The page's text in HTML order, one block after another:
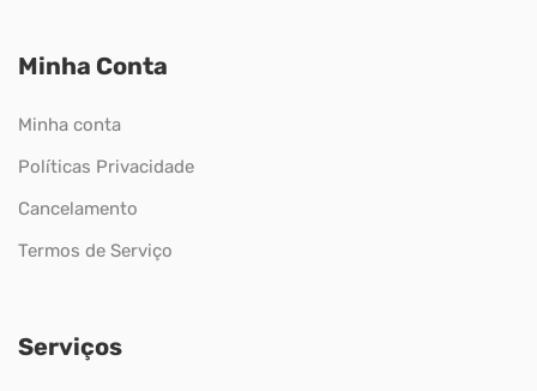
Minha Conta
Minha conta
Políticas Privacidade
Cancelamento
Termos de Serviço
Serviços